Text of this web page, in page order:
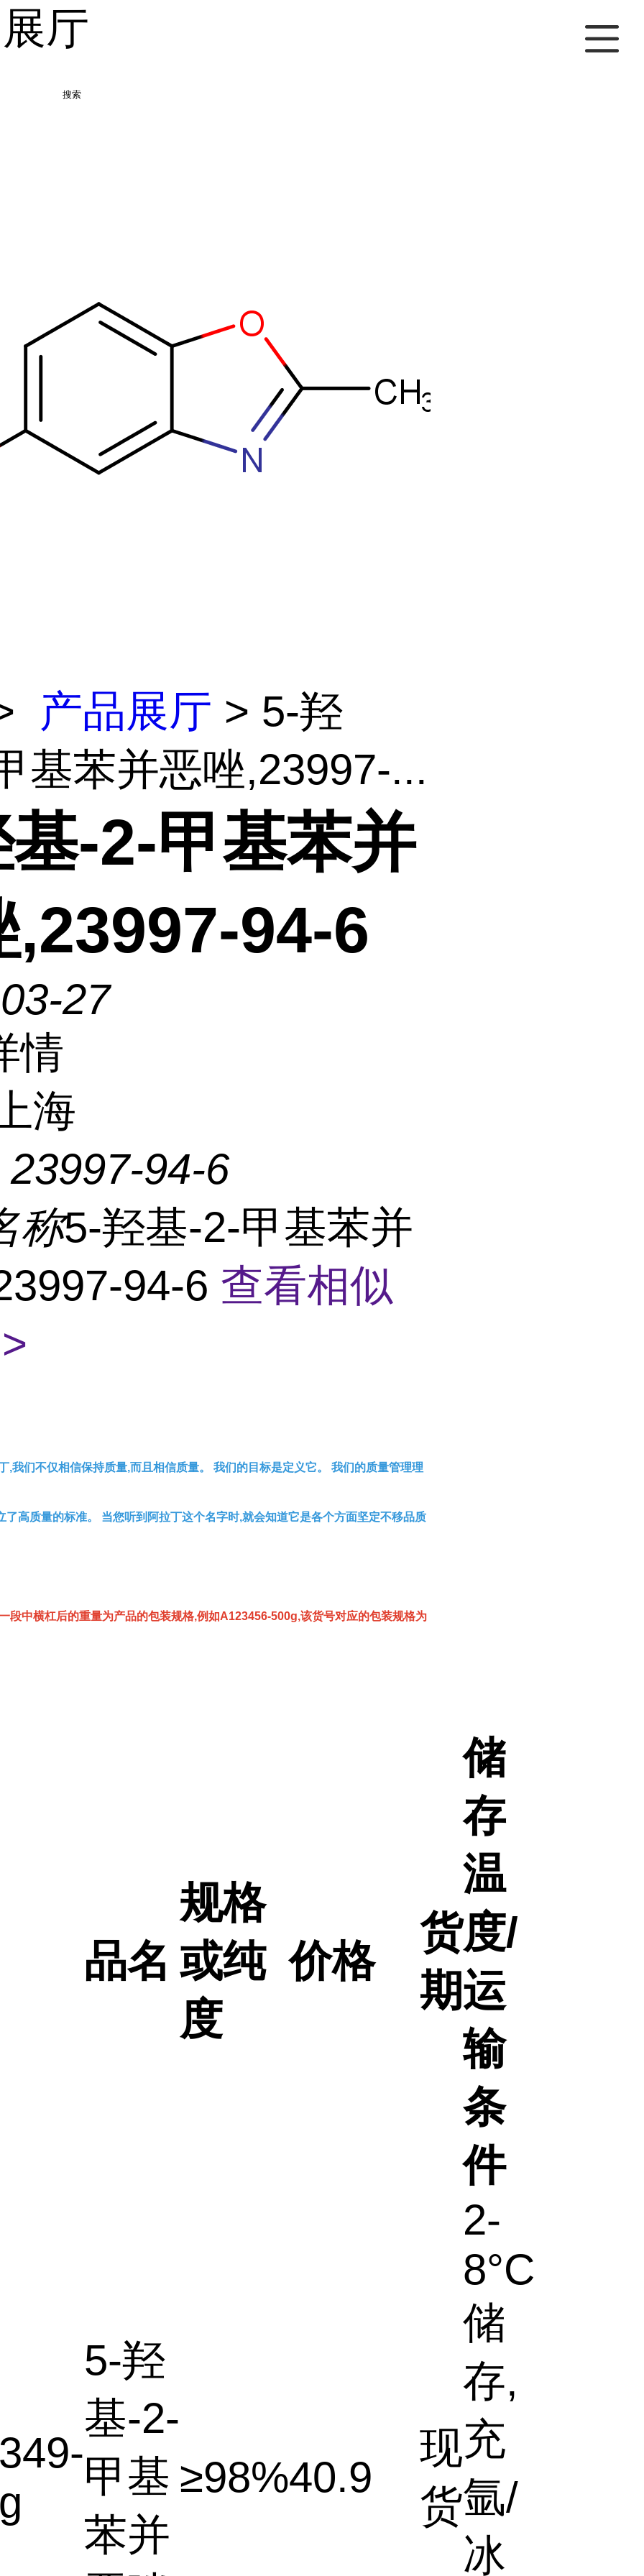
厅
搜索
产品展厅 > 5-羟
基苯并恶唑,23997-...
-2-甲基苯并
,23997-94-6
27
情
海
23997-94-6
称5-羟基-2-甲基苯并
94-6 查看相似
,我们不仅相信保持质量,而且相信质量。 我们的目标是定义它。 我们的质量管理理
了高质量的标准。 当您听到阿拉丁这个名字时,就会知道它是各个方面坚定不移品质
段中横杠后的重量为产品的包装规格,例如A123456-500g,该货号对应的包装规格为
品名
规格
或纯
度
价格
货
期
储
存
温
度/
运
输
条
件
5-羟
基-2-
甲基
苯并
≥98%40.9
现
货
2-
8°C
储
存,
充
氩/
冰